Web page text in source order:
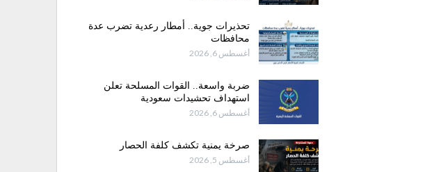
تحذيرات جوية.. أمطار رعدية تضرب عدة
محافظات
أغسطس 6, 2026
ضربة واسعة.. القوات المسلحة تعلن
استهداف تحشيدات سعودية
أغسطس 6, 2026
صرخة يمنية تكشف كلفة الحصار
أغسطس 5, 2026